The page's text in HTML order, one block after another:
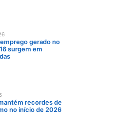
gerado no
surgem em
recordes de
no início de 2026